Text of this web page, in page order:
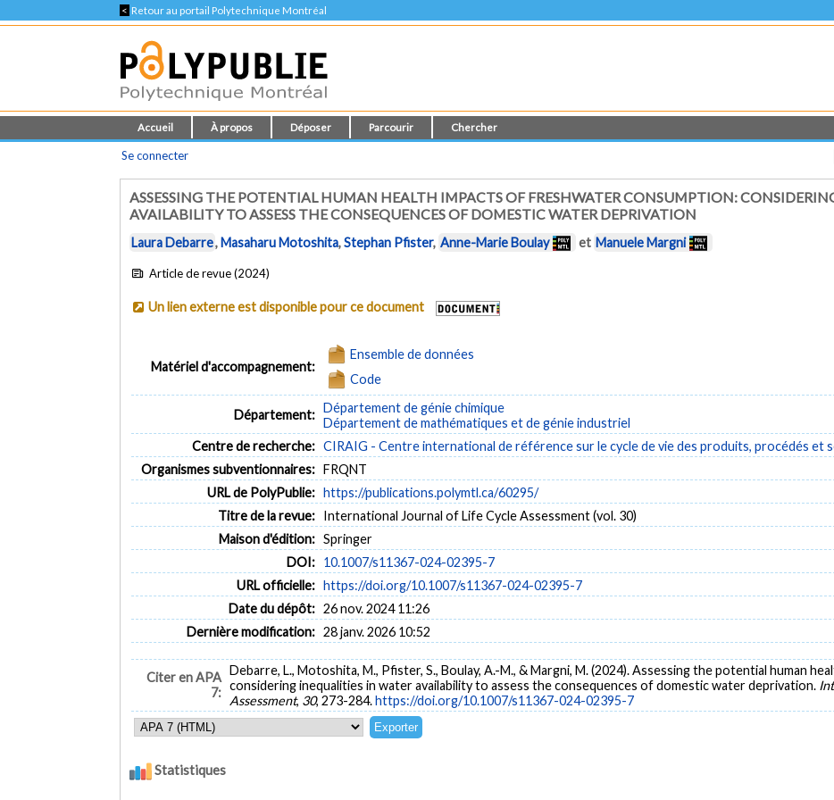
< Retour au portail Polytechnique Montréal
Accueil À propos Déposer Parcourir Chercher
Se connecter
ASSESSING THE POTENTIAL HUMAN HEALTH IMPACTS OF FRESHWATER CONSUMPTION:
AVAILABILITY TO ASSESS THE CONSEQUENCES OF DOMESTIC WATER DEPRIVATION
Laura Debarre,Masaharu Motoshita,Stephan Pfister, Anne-Marie Boulay et Manuele Margni
Article de revue (2024)
Un lien externe est disponible pour ce document
Matériel d'accompagnement:
Ensemble de données
Code
Département: Département de génie chimique
Département de mathématiques et de génie industriel
Centre de recherche: CIRAIG - Centre international de référence sur le cycle de vie des produits, procédés et
Organismes subventionnaires: FRQNT
URL de PolyPublie: https://publications.polymtl.ca/60295/
Titre de la revue: International Journal of Life Cycle Assessment (vol. 30)
Maison d'édition: Springer
DOI: 10.1007/s11367-024-02395-7
URL officielle: https://doi.org/10.1007/s11367-024-02395-7
Date du dépôt: 26 nov. 2024 11:26
Dernière modification: 28 janv. 2026 10:52
Citer en APA
7:
Debarre, L., Motoshita, M., Pfister, S., Boulay, A.-M., & Margni, M. (2024). Assessing the potential human
considering inequalities in water availability to assess the consequences of domestic water deprivation.
Assessment, 30, 273-284.https://doi.org/10.1007/s11367-024-02395-7
Statistiques